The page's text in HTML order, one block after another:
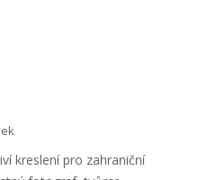
kreslení pro zahraniční